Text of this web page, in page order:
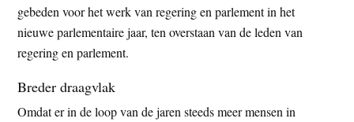
gebeden voor het werk van regering en parlement in het
nieuwe parlementaire jaar, ten overstaan van de leden van
regering en parlement.
Breder draagvlak
Omdat er in de loop van de jaren steeds meer mensen in